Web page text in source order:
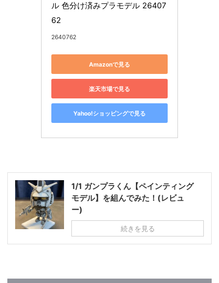
ル 色分け済みプラモデル 26407
62
2640762
Amazonで見る
楽天市場で見る
Yahoo!ショッピングで見る
1/1 ガンプラくん【ペインティング
モデル】を組んでみた！(レビュ
ー)
続きを見る